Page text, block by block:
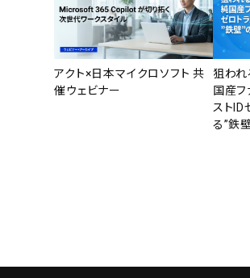
アクト×日本マイクロソフト 共
催ウェビナー
狙われ
国産フ
ストID
る”鉄